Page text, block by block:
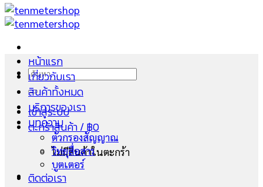
ค้นหา:
เข้าสู่ระบบ
ตะกร้าสินค้า /฿0
ไม่มีสินค้าในตะกร้า
หน้าแรก
เกี่ยวกับเรา
สินค้าทั้งหมด
บริการของเรา
บทความ
ตัวกรองสัญญาณ
วิทยุสื่อสาร
บูตเตอร์
ติดต่อเรา